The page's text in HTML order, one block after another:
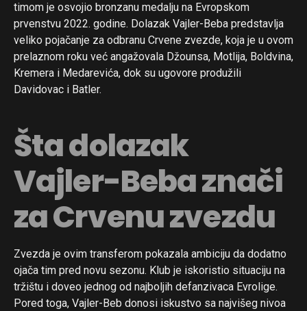
timom je osvojio bronzanu medalju na Evropskom
prvenstvu 2022. godine. Dolazak Vajler-Beba predstavlja
veliko pojačanje za odbranu Crvene zvezde, koja je u ovom
prelaznom roku već angažovala Džounsa, Motlija, Boldvina,
Kremera i Medarevića, dok su ugovore produžili
Davidovac i Batler.
Šta dolazak
Vajler-Beba znači
za Crvenu zvezdu
Zvezda je ovim transferom pokazala ambiciju da dodatno
ojača tim pred novu sezonu. Klub je iskoristio situaciju na
tržištu i doveo jednog od najboljih defanzivaca Evrolige.
Pored toga, Vajler-Beb donosi iskustvo sa najvišeg nivoa